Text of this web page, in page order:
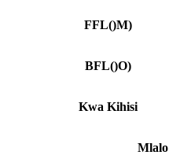
FFL()M)
BFL()O)
Kwa Kihisi
Mlalo